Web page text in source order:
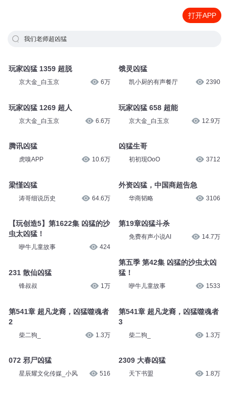
打开APP
我们老师超凶猛
玩家凶猛 1359 超脱
京大金_白玉京 6万
玩家凶猛 1269 超人
京大金_白玉京 6.6万
腾讯凶猛
虎嗅APP 10.6万
梁慬凶猛
涛哥细说历史 64.6万
【玩创造5】第1622集 凶猛的沙
虫太凶猛！
咿牛儿童故事 424
231 散仙凶猛
锋叔叔 1万
第541章 超凡龙裔，凶猛噬魂者
2
柴二狗_ 1.3万
072 邪尸凶猛
星辰耀文化传媒_小风 516
饿灵凶猛
凯小厨的有声餐厅 2390
玩家凶猛 658 超能
京大金_白玉京 12.9万
凶猛生哥
初初现OoO 3712
外资凶猛，中国商超告急
华商韬略 3106
第19章凶猛斗杀
免费有声小说AI 14.7万
第五季 第42集 凶猛的沙虫太凶
猛！
咿牛儿童故事 1533
第541章 超凡龙裔，凶猛噬魂者
3
柴二狗_ 1.3万
2309 大春凶猛
天下书盟 1.8万